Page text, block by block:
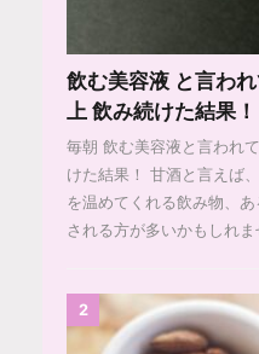
飲む美容液 と言わ
上 飲み続けた結果！
毎朝 飲む美容液と言われ
けた結果！ 甘酒と言えば
を温めてくれる飲み物、
される方が多いかもしれ
2